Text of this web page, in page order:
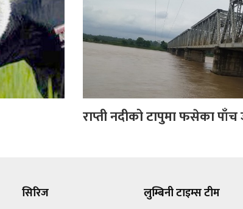
राप्ती नदीको टापुमा फसेका पाँच
सिरिज लुम्बिनी टाइम्स टीम